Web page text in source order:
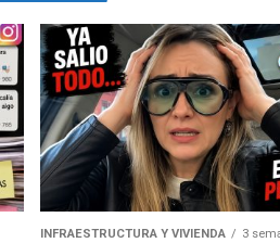
INFRAESTRUCTURA Y VIVIENDA 3